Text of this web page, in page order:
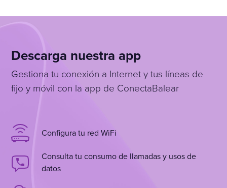
Descarga nuestra app
Gestiona tu conexión a Internet y tus líneas de
fijo y móvil con la app de ConectaBalear
Configura tu red WiFi
Consulta tu consumo de llamadas y usos de
datos